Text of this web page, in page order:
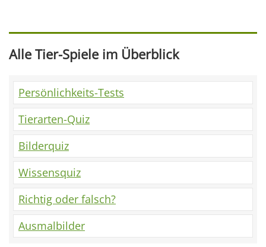
Alle Tier-Spiele im Überblick
Persönlichkeits-Tests
Tierarten-Quiz
Bilderquiz
Wissensquiz
Richtig oder falsch?
Ausmalbilder